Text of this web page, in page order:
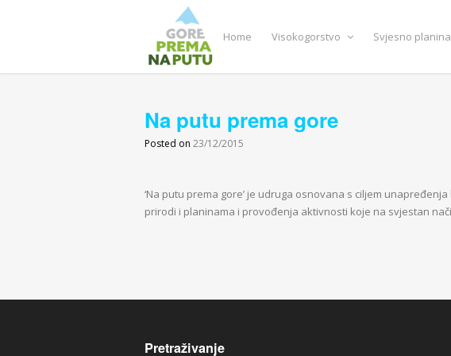
Home Visokogorstvo Svjesno
Na putu prema gore
Posted on 23/12/2015
‘Na putu prema gore’ je udruga osnovana s ciljem
prirodi i planinama i provođenja aktivnosti koje na svjestan
Pretraživanje